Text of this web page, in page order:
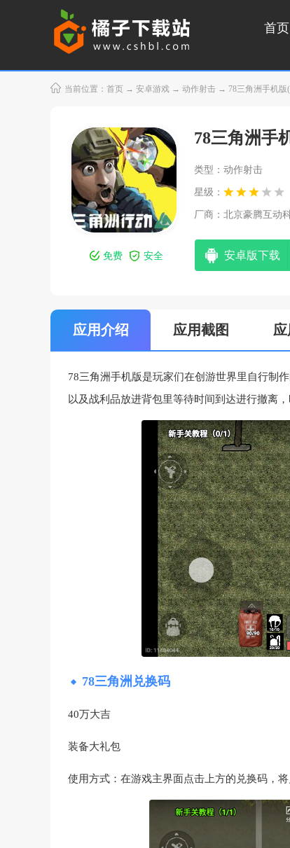
首页
当前位置： 首页 → 安卓游戏 → 动作射击 → 78三角洲手机版
78三角洲手
类型：动作射击
星级：
厂商： 北京豪腾互动科技
免费 安全 安卓版下载
应用介绍 应用截图
78三角洲手机版是玩家们在创游世界里自行制
以及战利品放进背包里等待时间到达进行撤离
78三角洲兑换码
40万大吉
装备大礼包
使用方式：在游戏主界面点击上方的兑换码，